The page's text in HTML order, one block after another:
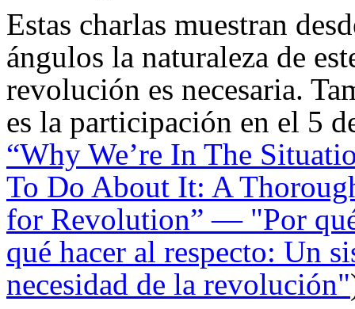
Estas charlas muestran
ángulos la naturaleza de
revolución es necesaria.
es la participación en el 5
“Why We’re In The
To Do About It: A
for Revolution” — "Por
qué hacer al respecto: Un
necesidad de la revolución"